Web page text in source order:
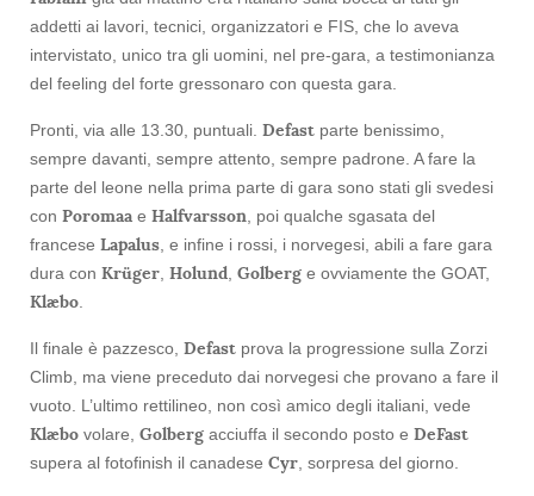
addetti ai lavori, tecnici, organizzatori e FIS, che lo aveva
intervistato, unico tra gli uomini, nel pre-gara, a testimonianza
del feeling del forte gressonaro con questa gara.
Pronti, via alle 13.30, puntuali. Defast parte benissimo,
sempre davanti, sempre attento, sempre padrone. A fare la
parte del leone nella prima parte di gara sono stati gli svedesi
con Poromaa e Halfvarsson , poi qualche sgasata del
francese Lapalus , e infine i rossi, i norvegesi, abili a fare gara
dura con Krüger Holund Golberg e ovviamente the GOAT,
Klæbo
Il finale è pazzesco, Defast prova la progressione sulla Zorzi
Climb, ma viene preceduto dai norvegesi che provano a fare il
vuoto. L’ultimo rettilineo, non così amico degli italiani, vede
Klæbo volare, Golberg acciuffa il secondo posto e DeFast
supera al fotofinish il canadese Cyr , sorpresa del giorno.